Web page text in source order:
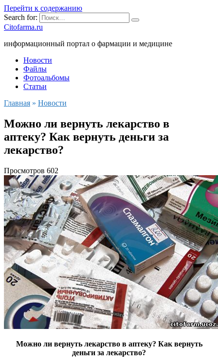
Перейти к содержанию
Search for:
Citofarma.ru
информационный портал о фармации и медицине
Новости
Файлы
Фотоальбомы
Статьи
Главная » Новости
Можно ли вернуть лекарство в
аптеку? Как вернуть деньги за
лекарство?
Просмотров 602
Можно ли вернуть лекарство в аптеку? Как вернуть
деньги за лекарство?